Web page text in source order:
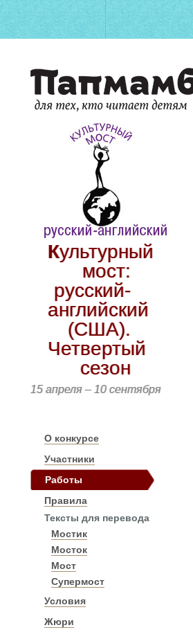
Культурный
мост:
русский-
английский
(США).
Четвертый
сезон
15 апреля – 10 сентября
О конкурсе
Участники
Работы
Правила
Тексты для перевода
Мостик
Мосток
Мост
Супермост
Условия
Жюри